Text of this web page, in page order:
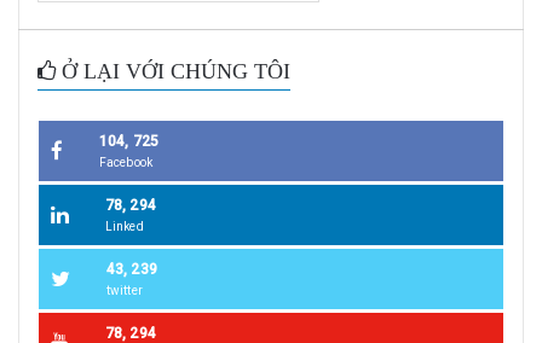
Ở LẠI VỚI CHÚNG TÔI
104, 725
Facebook
78, 294
Linked
43, 239
twitter
78, 294